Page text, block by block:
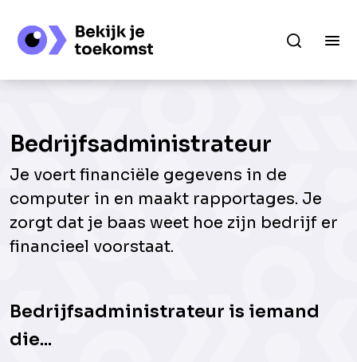
Bedrijfsadministrateur
Je voert financiële gegevens in de
computer in en maakt rapportages. Je
zorgt dat je baas weet hoe zijn bedrijf er
financieel voorstaat.
Bedrijfsadministrateur is iemand
die...